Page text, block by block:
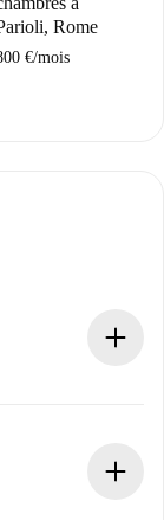
Rome
€/mois